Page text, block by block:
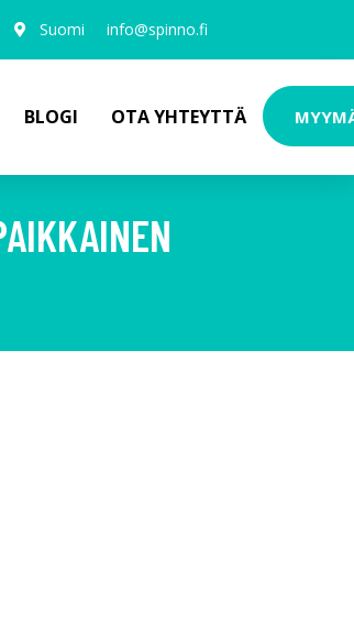
Suomi info@spinno.fi
BLOGI OTA YHTEYTTÄ